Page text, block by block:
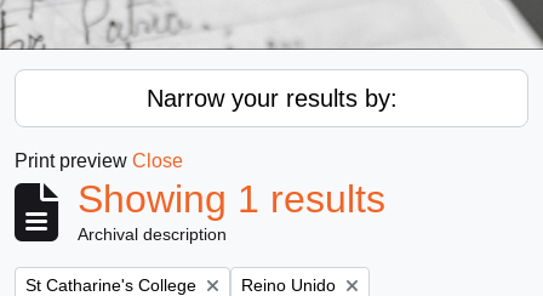
Narrow your results by:
Print preview Close
Showing 1 results
Archival description
Remove filter:
St Catharine's College Remove filter:
Reino Unido